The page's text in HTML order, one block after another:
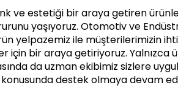
ve estetiği bir araya getiren
yaşıyoruz. Otomotiv ve
yelpazemiz ile müşterilerimizin
için bir araya getiriyoruz. Yalnızca
da uzman ekibimiz sizlere
destek olmaya devam